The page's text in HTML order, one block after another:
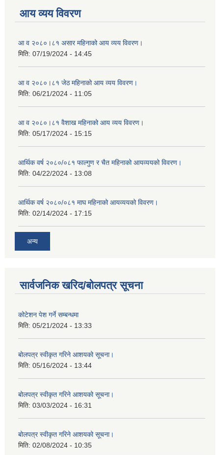
आय व्यय विवरण
आ व २०८०।८१ असार महिनाको आय व्यय विवरण।
मिति: 07/19/2024 - 14:45
आ व २०८०।८१ जेठ महिनाको आय व्यय विवरण।
मिति: 06/21/2024 - 11:05
आ व २०८०।८१ वैशाख महिनाको आय व्यय विवरण।
मिति: 05/17/2024 - 15:15
आर्थिक वर्ष २०८०/०८१ फाल्गुण र चैत महिनाको आयव्ययको विवरण।
मिति: 04/22/2024 - 13:08
आर्थिक वर्ष २०८०/०८१ माघ महिनाको आयव्ययको विवरण।
मिति: 02/14/2024 - 17:15
अन्य
सार्वजनिक खरिद/बोलपत्र सूचना
कोटेशन पेश गर्ने सम्बन्धमा
मिति: 05/21/2024 - 13:33
बोलपत्र स्वीकृत गरिने आशयको सूचना।
मिति: 05/16/2024 - 13:44
बोलपत्र स्वीकृत गरिने आशयको सूचना।
मिति: 03/03/2024 - 16:31
बोलपत्र स्वीकृत गरिने आशयको सूचना।
मिति: 02/08/2024 - 10:35